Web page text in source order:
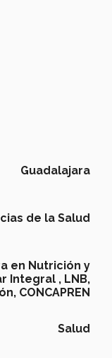
Guadalajara
de la Salud
en Nutrición y
Integral , LNB,
CONCAPREN
Salud